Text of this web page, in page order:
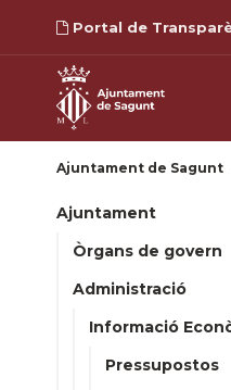
Portal de
Ajuntament de Sagunt
Ajuntament
Òrgans de govern
Administració
Informació
Pressupostos